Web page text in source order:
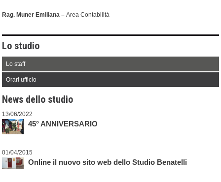
Rag. Muner Emiliana–Area Contabilità
Lo studio
Lo staff
Orari ufficio
News dello studio
13/06/2022
45° ANNIVERSARIO
01/04/2015
Online il nuovo sito web dello Studio Benatelli